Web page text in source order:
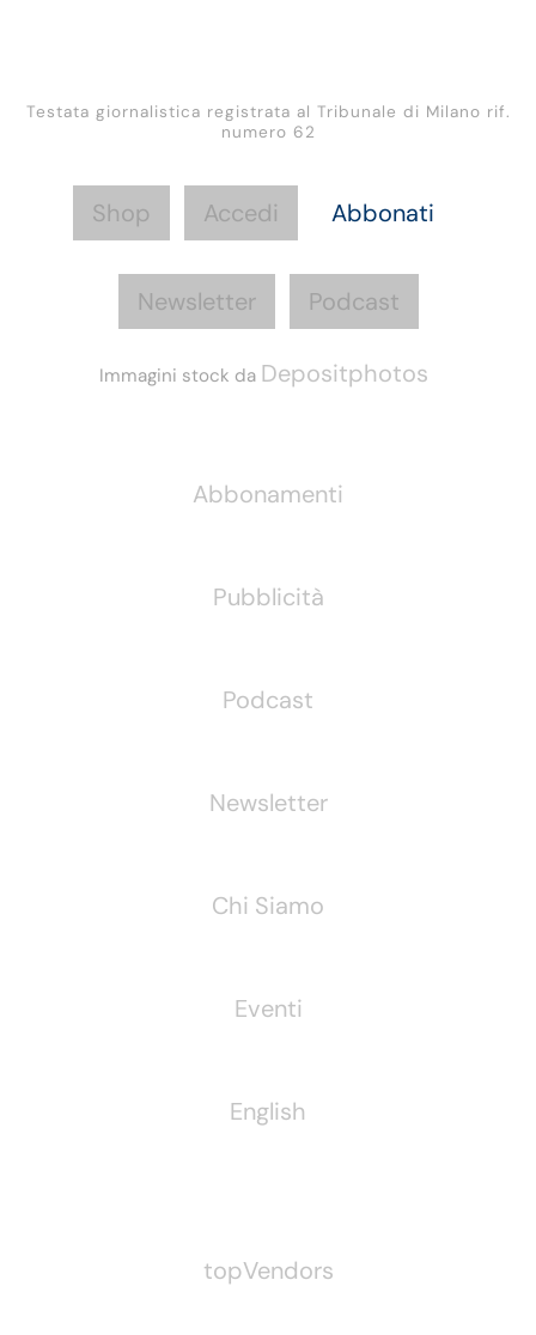
Testata giornalistica registrata al Tribunale di Milano rif.
numero 62
Shop Accedi Abbonati
Newsletter Podcast
Immagini stock da Depositphotos
Abbonamenti
Pubblicità
Podcast
Newsletter
Chi Siamo
Eventi
English
topVendors